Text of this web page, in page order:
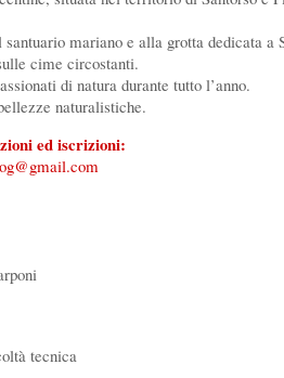
mariano e alla grotta dedicata a
cime circostanti.
di natura durante tutto l’anno.
naturalistiche.
ed iscrizioni:
tecnica